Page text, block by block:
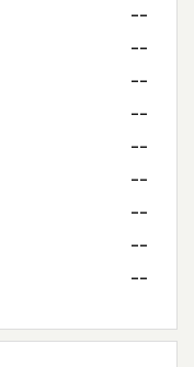
--
--
--
--
--
--
--
--
--